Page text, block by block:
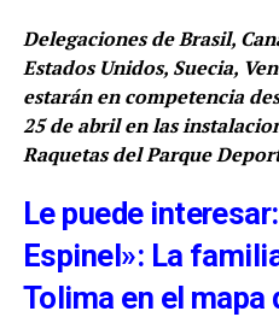
Delegaciones de Brasil,
Estados Unidos, Suecia,
estarán en competencia
25 de abril en las
Raquetas del Parque
Le puede
Espinel»: La
Tolima en el